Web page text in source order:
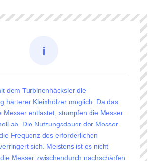
dem Turbinenhäcksler die
härterer Kleinhölzer möglich. Da das
Messer entlastet, stumpfen die Messer
ab. Die Nutzungsdauer der Messer
Frequenz des erforderlichen
sich. Meistens ist es nicht
Messer zwischendurch nachschärfen